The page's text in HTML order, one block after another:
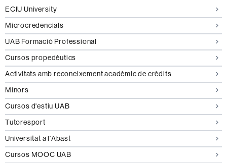
ECIU University
Microcredencials
UAB Formació Professional
Cursos propedèutics
Activitats amb reconeixement acadèmic de crèdits
Mínors
Cursos d'estiu UAB
Tutoresport
Universitat a l'Abast
Cursos MOOC UAB